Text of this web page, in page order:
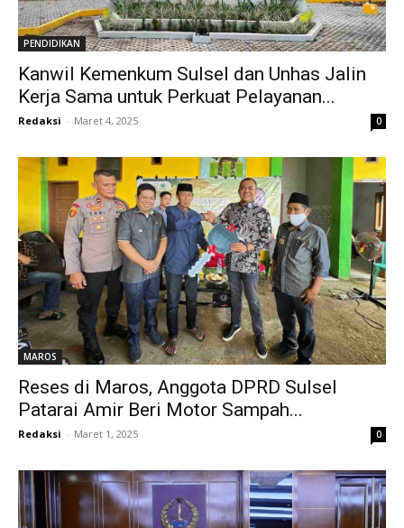
PENDIDIKAN
Kanwil Kemenkum Sulsel dan Unhas Jalin
Kerja Sama untuk Perkuat Pelayanan...
Redaksi - Maret 4, 2025 0
MAROS
Reses di Maros, Anggota DPRD Sulsel
Patarai Amir Beri Motor Sampah...
Redaksi - Maret 1, 2025 0